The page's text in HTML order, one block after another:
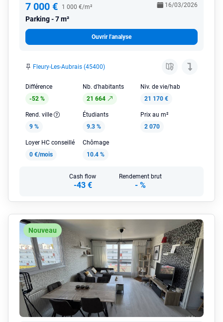
7 000 € 1 000 €/m²
Parking 7 m²
16/03/2026
Ouvrir l'analyse
Fleury-Les-Aubrais (45400)
Différence
-52 %
Nb. d'habitants
21 664
Niv. de vie/hab
21 170 €
Rend. ville
9 %
Étudiants
9.3 %
Prix au m²
2 070
Loyer HC conseillé
0 €/mois
Chômage
10.4 %
Cash flow
-43 €
Rendement brut
- %
Nouveau